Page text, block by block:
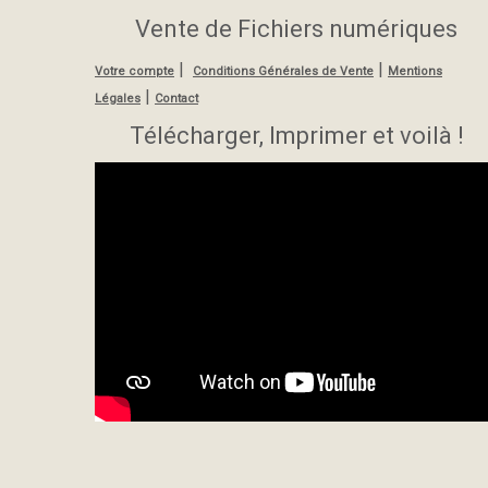
Vente de Fichiers numériques
Votre compte | Conditions Générales de Vente | Mentions
Légales | Contact
Télécharger, Imprimer et voilà !